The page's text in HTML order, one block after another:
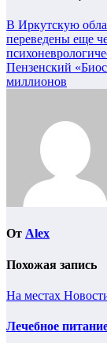
В Иркутскую
переведены еще
Пензенский
миллионов
От Alex
Похожая запись
На местах
Лечебное